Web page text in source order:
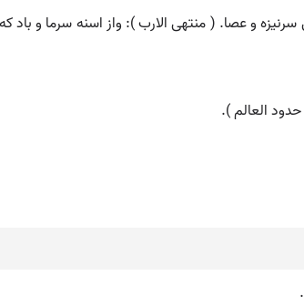
و عصا. ( منتهی الارب ): واز اسنه سرما و باد
العالم ).